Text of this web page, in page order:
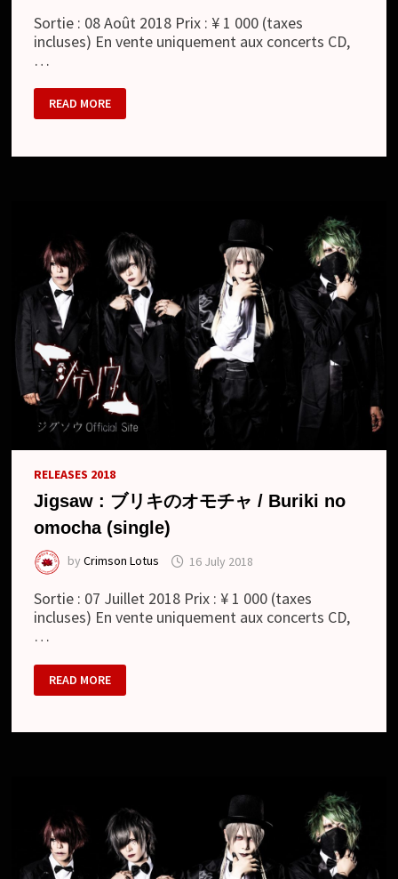
Sortie : 08 Août 2018 Prix : ¥ 1 000 (taxes
incluses) En vente uniquement aux concerts CD,
…
JIGSAW
:
痣。/
READ MORE
RELEASES 2018
Jigsaw : ブリキのオモチャ / Buriki no
omocha (single)
byCrimson Lotus 16 July 2018
Sortie : 07 Juillet 2018 Prix : ¥ 1 000 (taxes
incluses) En vente uniquement aux concerts CD,
…
JIGSAW
:
ブ
の
NO
OMOCHA
(SINGLE)
READ MORE